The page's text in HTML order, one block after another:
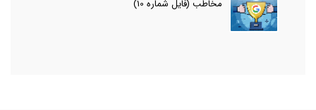
مخاطب (فایل شماره 10)